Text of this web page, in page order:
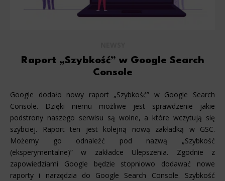
Raport „Szybkość” w Google Search
Console
Google dodało nowy raport „Szybkość” w Google Search
Console. Dzięki niemu możliwe jest sprawdzenie jakie
podstrony naszego serwisu są wolne, a które wczytują się
szybciej. Raport ten jest kolejną nową zakładką w GSC.
Możemy go odnaleźć pod nazwą „Szybkość
(eksperymentalne)” w zakładce Ulepszenia. Zgodnie z
zapowiedziami Google będzie stopniowo dodawać nowe
raporty i narzędzia do Google Search Console. Szybkość